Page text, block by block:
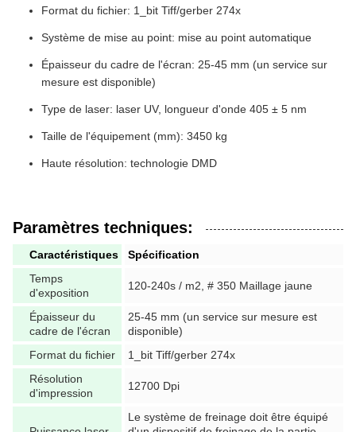
Format du fichier: 1_bit Tiff/gerber 274x
Système de mise au point: mise au point automatique
Épaisseur du cadre de l'écran: 25-45 mm (un service sur
mesure est disponible)
Type de laser: laser UV, longueur d'onde 405 ± 5 nm
Taille de l'équipement (mm): 3450 kg
Haute résolution: technologie DMD
Paramètres techniques:
Caractéristiques
Spécification
Temps
d'exposition
120-240s / m2, # 350 Maillage jaune
Épaisseur du
cadre de l'écran
25-45 mm (un service sur mesure est
disponible)
Format du fichier
1_bit Tiff/gerber 274x
Résolution
d'impression
12700 Dpi
Le système de freinage doit être équipé